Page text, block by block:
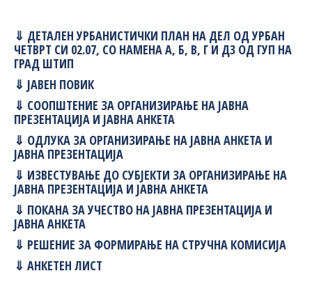
⇓ ДЕТАЛЕН УРБАНИСТИЧКИ ПЛАН НА ДЕЛ ОД УРБАН
ЧЕТВРТ СИ 02.07, СО НАМЕНА А, Б, В, Г И Д3 ОД ГУП НА
ГРАД ШТИП
⇓ ЈАВЕН ПОВИК
⇓ СООПШТЕНИЕ ЗА ОРГАНИЗИРАЊЕ НА ЈАВНА
ПРЕЗЕНТАЦИЈА И ЈАВНА АНКЕТА
⇓ ОДЛУКА ЗА ОРГАНИЗИРАЊЕ НА ЈАВНА АНКЕТА И
ЈАВНА ПРЕЗЕНТАЦИЈА
⇓ ИЗВЕСТУВАЊЕ ДО СУБЈЕКТИ ЗА ОРГАНИЗИРАЊЕ НА
ЈАВНА ПРЕЗЕНТАЦИЈА И ЈАВНА АНКЕТА
⇓ ПОКАНА ЗА УЧЕСТВО НА ЈАВНА ПРЕЗЕНТАЦИЈА И
ЈАВНА АНКЕТА
⇓ РЕШЕНИЕ ЗА ФОРМИРАЊЕ НА СТРУЧНА КОМИСИЈА
⇓ АНКЕТЕН ЛИСТ